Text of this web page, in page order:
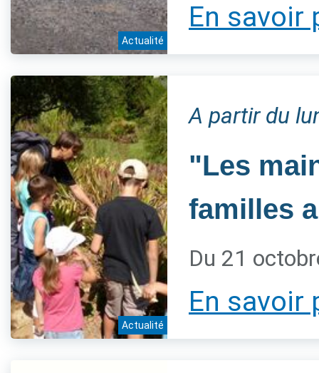
Actualité
En savoir
Actualité
A partir du
"Les
familles
Du 21
En savoir